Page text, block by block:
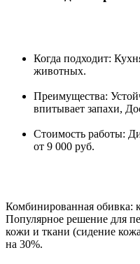
Когда подходит:
животных.
Преимущества:
впитывает запахи,
Стоимость работы:
от 9 000 руб.
Комбинированная обивка:
Популярное решение для
кожи и ткани (сидение
на 30%.